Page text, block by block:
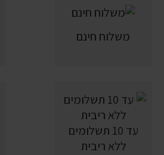
משלוח חינם
עד 10 תשלומים
ללא ריבית